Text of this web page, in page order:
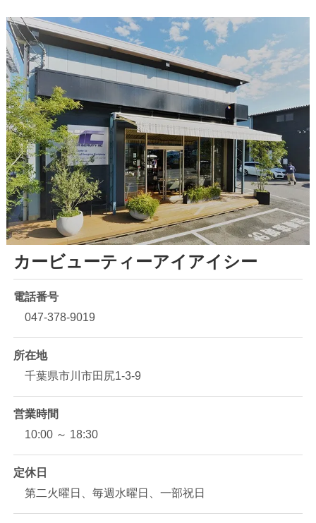
カービューティーアイアイシー
電話番号
047-378-9019
所在地
千葉県市川市田尻1-3-9
営業時間
10:00 ～ 18:30
定休日
第二火曜日、毎週水曜日、一部祝日